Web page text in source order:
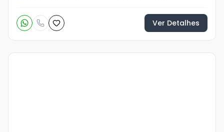
Ver Detalhes